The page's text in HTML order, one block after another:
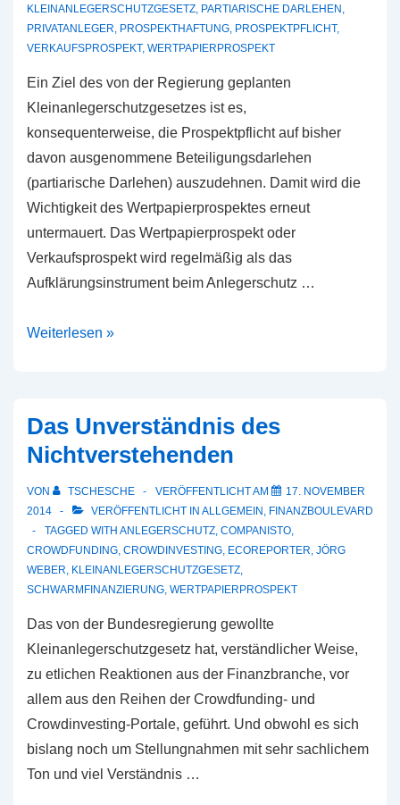
KLEINANLEGERSCHUTZGESETZ, PARTIARISCHE DARLEHEN,
PRIVATANLEGER, PROSPEKTHAFTUNG, PROSPEKTPFLICHT,
VERKAUFSPROSPEKT, WERTPAPIERPROSPEKT
Ein Ziel des von der Regierung geplanten
Kleinanlegerschutzgesetzes ist es,
konsequenterweise, die Prospektpflicht auf bisher
davon ausgenommene Beteiligungsdarlehen
(partiarische Darlehen) auszudehnen. Damit wird die
Wichtigkeit des Wertpapierprospektes erneut
untermauert. Das Wertpapierprospekt oder
Verkaufsprospekt wird regelmäßig als das
Aufklärungsinstrument beim Anlegerschutz …
Das
für
den
praktischen
Anlegerschutz?
Weiterlesen »
Das Unverständnis des
Nichtverstehenden
VON TSCHESCHE VERÖFFENTLICHT AM
17. NOVEMBER
2014
VERÖFFENTLICHT IN ALLGEMEIN, FINANZBOULEVARD
TAGGED WITH ANLEGERSCHUTZ, COMPANISTO,
CROWDFUNDING, CROWDINVESTING, ECOREPORTER, JÖRG
WEBER, KLEINANLEGERSCHUTZGESETZ,
SCHWARMFINANZIERUNG, WERTPAPIERPROSPEKT
Das von der Bundesregierung gewollte
Kleinanlegerschutzgesetz hat, verständlicher Weise,
zu etlichen Reaktionen aus der Finanzbranche, vor
allem aus den Reihen der Crowdfunding- und
Crowdinvesting-Portale, geführt. Und obwohl es sich
bislang noch um Stellungnahmen mit sehr sachlichem
Ton und viel Verständnis …